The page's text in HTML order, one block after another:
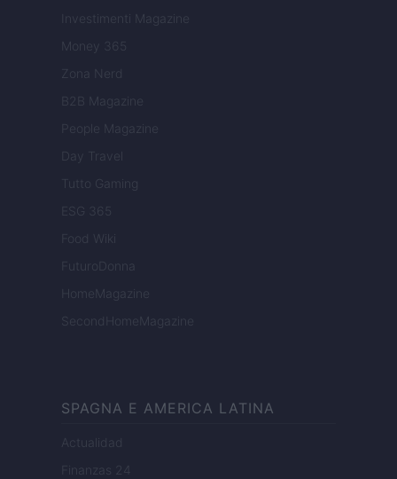
Investimenti Magazine
Money 365
Zona Nerd
B2B Magazine
People Magazine
Day Travel
Tutto Gaming
ESG 365
Food Wiki
FuturoDonna
HomeMagazine
SecondHomeMagazine
SPAGNA E AMERICA LATINA
Actualidad
Finanzas 24